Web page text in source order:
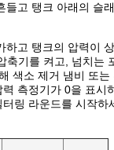
고 탱크 아래의 슬
고 탱크의 압력이
기를 켜고, 넘치는
색소 제거 냄비 또
측정기가 0을 표시
링 라운드를 시작하